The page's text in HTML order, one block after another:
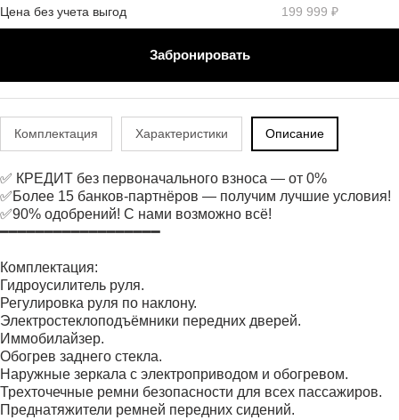
Цена без учета выгод 199 999 ₽
Забронировать
Комплектация Характеристики Описание
✅ КРЕДИТ без первоначального взноса — от 0%
✅Более 15 банков-партнёров — получим лучшие условия!
✅90% одобрений! С нами возможно всё!
━━━━━━━━━━━━━━━━━━
Комплектация:
Гидроусилитель руля.
Регулировка руля по наклону.
Электростеклоподъёмники передних дверей.
Иммобилайзер.
Обогрев заднего стекла.
Наружные зеркала с электроприводом и обогревом.
Трехточечные ремни безопасности для всех пассажиров.
Преднатяжители ремней передних сидений.